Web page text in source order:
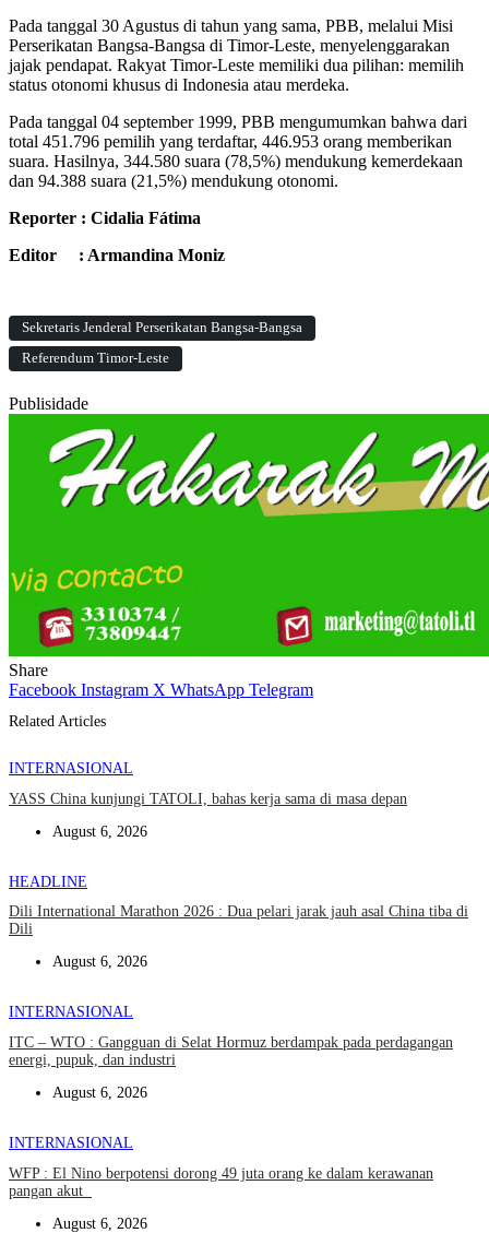
Pada tanggal 30 Agustus di tahun yang sama, PBB, melalui Misi
Perserikatan Bangsa-Bangsa di Timor-Leste, menyelenggarakan
jajak pendapat. Rakyat Timor-Leste memiliki dua pilihan: memilih
status otonomi khusus di Indonesia atau merdeka.
Pada tanggal 04 september 1999, PBB mengumumkan bahwa dari
total 451.796 pemilih yang terdaftar, 446.953 orang memberikan
suara. Hasilnya, 344.580 suara (78,5%) mendukung kemerdekaan
dan 94.388 suara (21,5%) mendukung otonomi.
Reporter : Cidalia Fátima
Editor : Armandina Moniz
Sekretaris Jenderal Perserikatan Bangsa-Bangsa
Referendum Timor-Leste
Publisidade
Share
Facebook Instagram X WhatsApp Telegram
Related Articles
INTERNASIONAL
YASS China kunjungi TATOLI, bahas kerja sama di masa depan
August 6, 2026
HEADLINE
Dili International Marathon 2026 : Dua pelari jarak jauh asal China tiba di
Dili
August 6, 2026
INTERNASIONAL
ITC – WTO : Gangguan di Selat Hormuz berdampak pada perdagangan
energi, pupuk, dan industri
August 6, 2026
INTERNASIONAL
WFP : El Nino berpotensi dorong 49 juta orang ke dalam kerawanan
pangan akut
August 6, 2026